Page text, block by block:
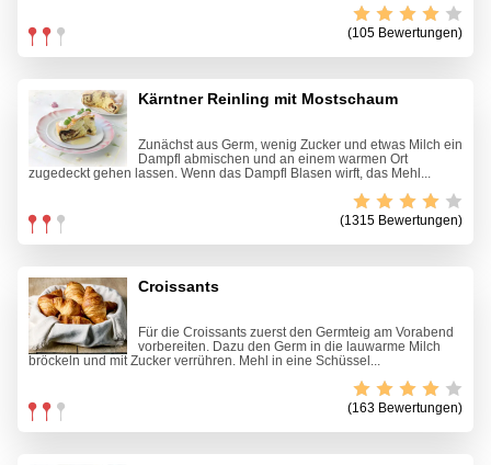
(105 Bewertungen)
Kärntner Reinling mit Mostschaum
Zunächst aus Germ, wenig Zucker und etwas Milch ein
Dampfl abmischen und an einem warmen Ort
zugedeckt gehen lassen. Wenn das Dampfl Blasen wirft, das Mehl...
(1315 Bewertungen)
Croissants
Für die Croissants zuerst den Germteig am Vorabend
vorbereiten. Dazu den Germ in die lauwarme Milch
bröckeln und mit Zucker verrühren. Mehl in eine Schüssel...
(163 Bewertungen)